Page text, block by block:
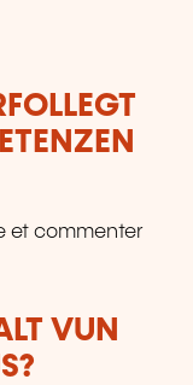
et commenter
VUN